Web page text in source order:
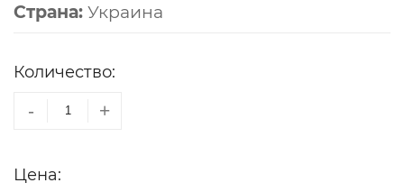
Страна: Украина
Количество:
- +
Цена: